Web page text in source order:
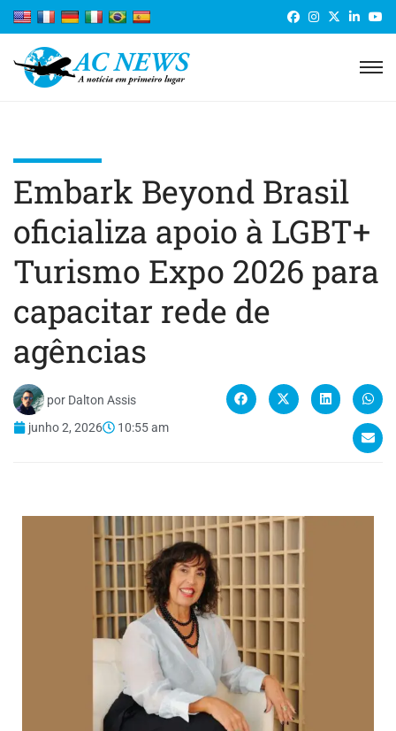
Embark Beyond Brasil
oficializa apoio à LGBT+
Turismo Expo 2026 para
capacitar rede de
agências
por Dalton Assis
junho 2, 2026
10:55 am